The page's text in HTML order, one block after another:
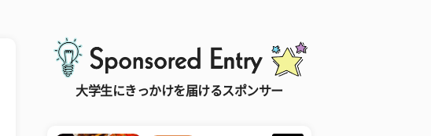
大学生にきっかけを届けるスポンサー